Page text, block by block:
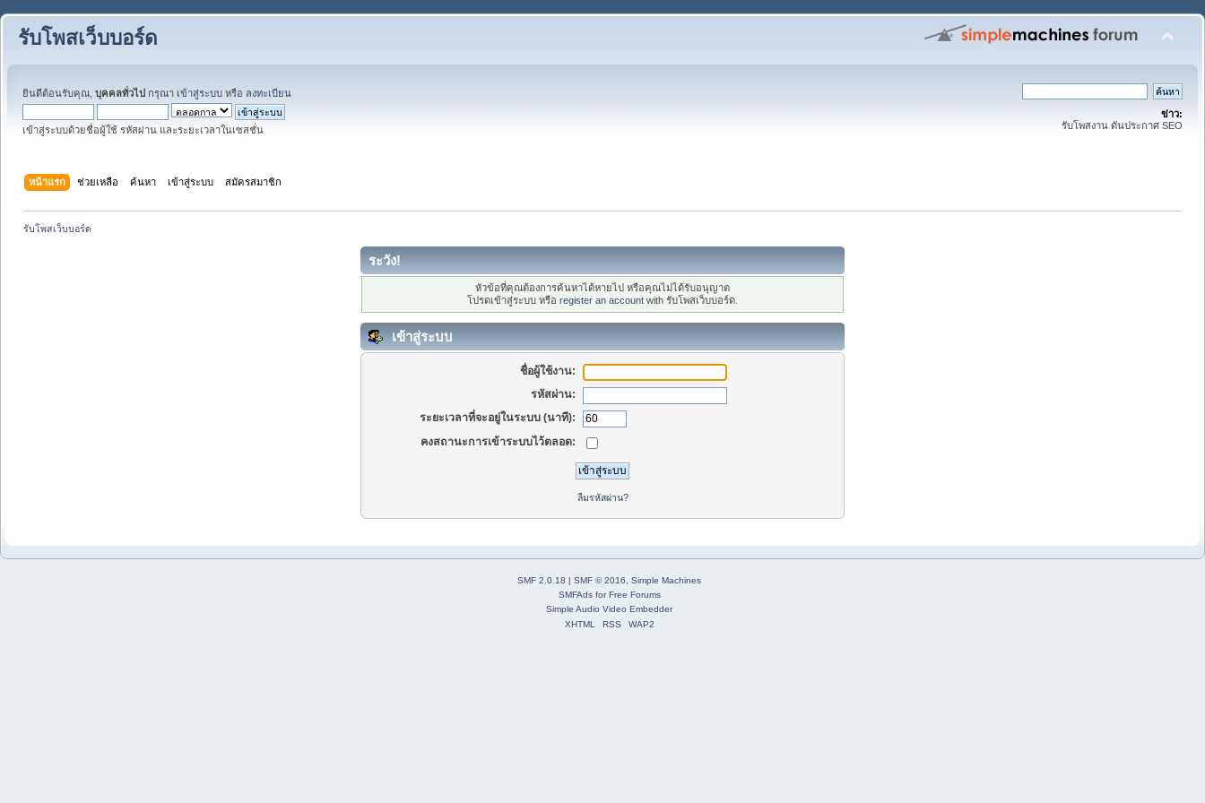
รับโพสเว็บบอร์ด
ยินดีต้อนรับคุณ, บุคคลทั่วไป กรุณา เข้าสู่ระบบ หรือ ลงทะเบียน
เข้าสู่ระบบด้วยชื่อผู้ใช้ รหัสผ่าน และระยะเวลาในเซสชั่น
ข่าว:
รับโพสงาน ดันประกาศ SEO
หน้าแรก ช่วยเหลือ ค้นหา เข้าสู่ระบบ สมัครสมาชิก
รับโพสเว็บบอร์ด
ระวัง!
หัวข้อที่คุณต้องการค้นหาได้หายไป หรือคุณไม่ได้รับอนุญาต
โปรดเข้าสู่ระบบ หรือ register an account with รับโพสเว็บบอร์ด.
เข้าสู่ระบบ
ชื่อผู้ใช้งาน:
รหัสผ่าน:
ระยะเวลาที่จะอยู่ในระบบ (นาที):
คงสถานะการเข้าระบบไว้ตลอด:
ลืมรหัสผ่าน?
SMF 2.0.18 | SMF © 2016
Simple Machines
SMFAdsforFree Forums
Simple Audio Video Embedder
XHTML
RSS WAP2